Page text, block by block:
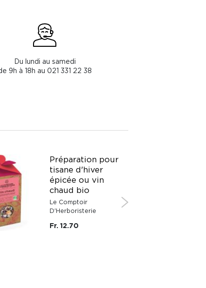
Du lundi au samedi
9h à 18h au 021 331 22 38
Préparation pour
tisane d'hiver
épicée ou vin
chaud bio
Le Comptoir
D'Herboristerie
Fr. 12.70